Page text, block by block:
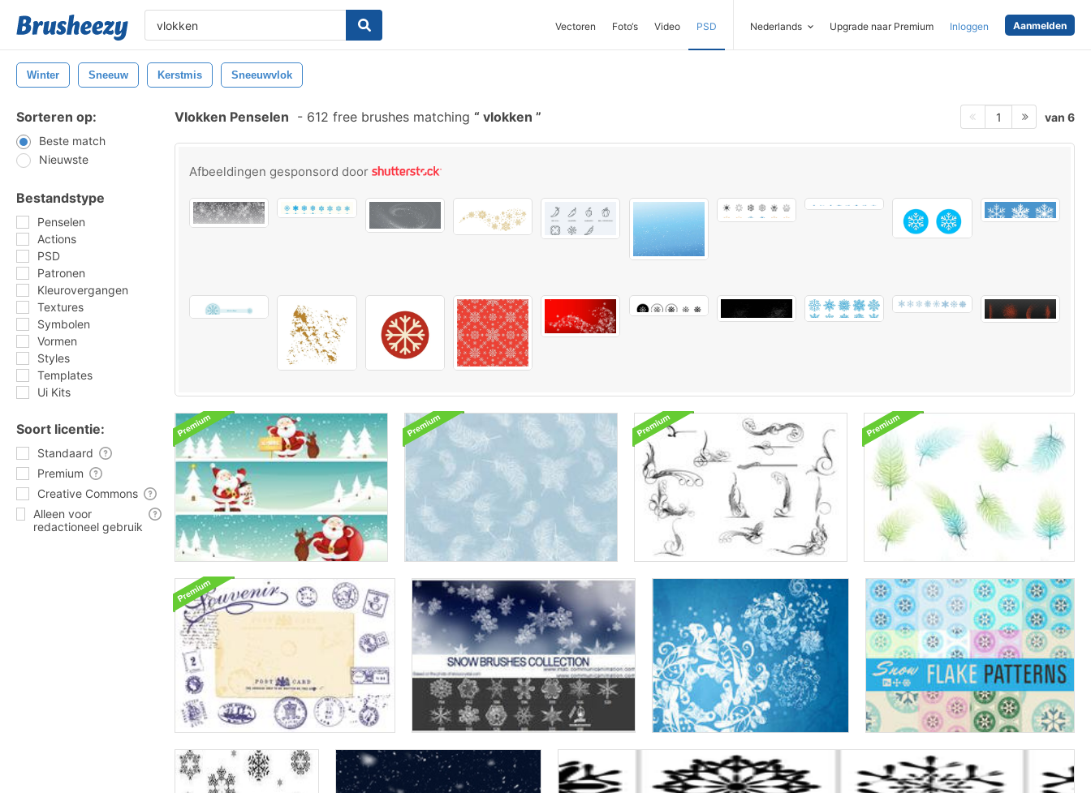
Vectoren Foto‘s Video PSD Nederlands Upgrade naar Premium Inloggen Aanmelden
Winter Sneeuw Kerstmis Sneeuwvlok
Sorteren op:
Beste match
Nieuwste
Bestandstype
Penselen
Actions
PSD
Patronen
Kleurovergangen
Textures
Symbolen
Vormen
Styles
Templates
Ui Kits
Soort licentie:
Standaard
Premium
Creative Commons
Alleen voor
redactioneel gebruik
Vlokken Penselen - 612 free brushes matching vlokken 1 van 6
Afbeeldingen gesponsord door